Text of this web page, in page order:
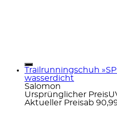
Trailrunningschuh
wasserdicht
Salomon
Ursprünglicher Preis
Aktueller Preisab